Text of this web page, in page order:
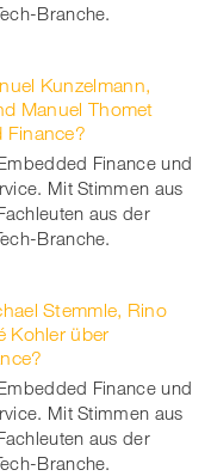
Branche.
Kunzelmann,
Manuel Thomet
Finance?
Finance und
Mit Stimmen aus
aus der
Branche.
Stemmle, Rino
Kohler über
Finance und
Mit Stimmen aus
aus der
Branche.